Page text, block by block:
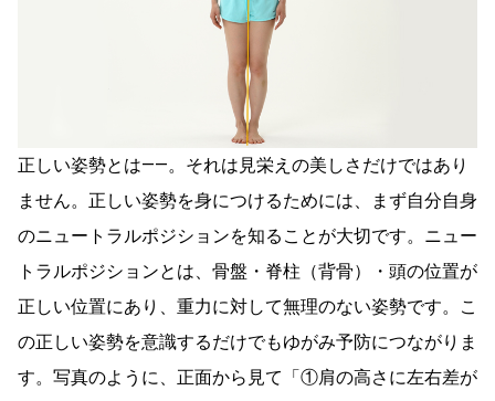
正しい姿勢とは――。それは見栄えの美しさだけではあり
ません。正しい姿勢を身につけるためには、まず自分自身
のニュートラルポジションを知ることが大切です。ニュー
トラルポジションとは、骨盤・脊柱（背骨）・頭の位置が
正しい位置にあり、重力に対して無理のない姿勢です。こ
の正しい姿勢を意識するだけでもゆがみ予防につながりま
す。写真のように、正面から見て「①肩の高さに左右差が